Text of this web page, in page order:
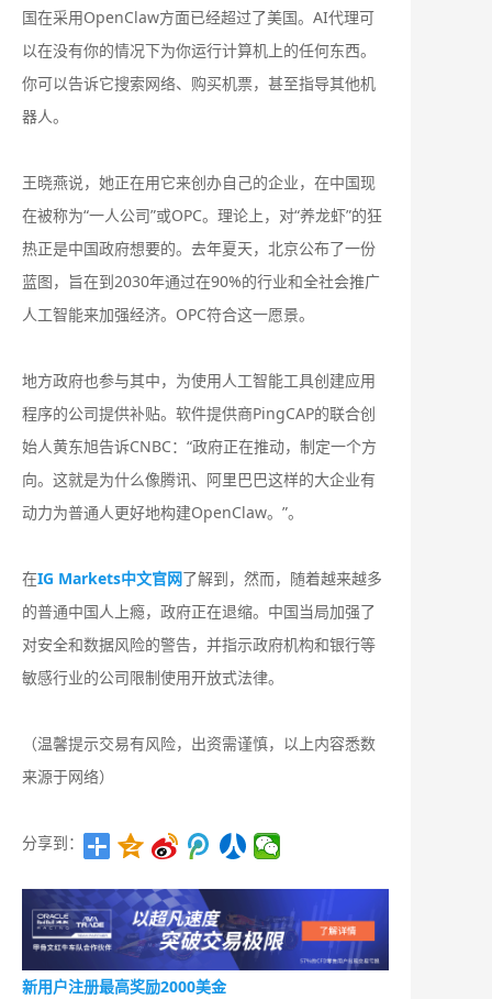
国在采用OpenClaw方面已经超过了美国。AI代理可
以在没有你的情况下为你运行计算机上的任何东西。
你可以告诉它搜索网络、购买机票，甚至指导其他机
器人。
王晓燕说，她正在用它来创办自己的企业，在中国现
在被称为“一人公司”或OPC。理论上，对“养龙虾”的狂
热正是中国政府想要的。去年夏天，北京公布了一份
蓝图，旨在到2030年通过在90%的行业和全社会推广
人工智能来加强经济。OPC符合这一愿景。
地方政府也参与其中，为使用人工智能工具创建应用
程序的公司提供补贴。软件提供商PingCAP的联合创
始人黄东旭告诉CNBC：“政府正在推动，制定一个方
向。这就是为什么像腾讯、阿里巴巴这样的大企业有
动力为普通人更好地构建OpenClaw。”。
在IG Markets中文官网了解到，然而，随着越来越多
的普通中国人上瘾，政府正在退缩。中国当局加强了
对安全和数据风险的警告，并指示政府机构和银行等
敏感行业的公司限制使用开放式法律。
（温馨提示交易有风险，出资需谨慎，以上内容悉数
来源于网络）
分享到：
新用户注册最高奖励2000美金